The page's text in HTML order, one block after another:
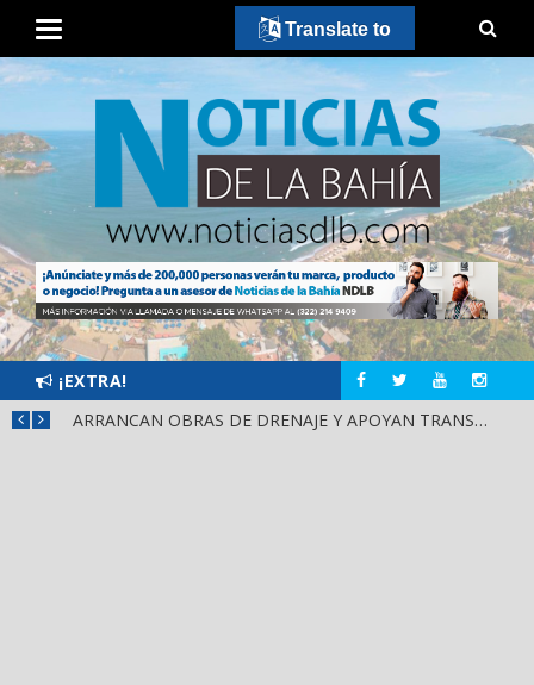
¡EXTRA!
ARRANCAN OBRAS DE DRENAJE Y APOYAN TRANSPORTE PÚBLICO EN PUENTE DE SAN CAYETANO
Translate to